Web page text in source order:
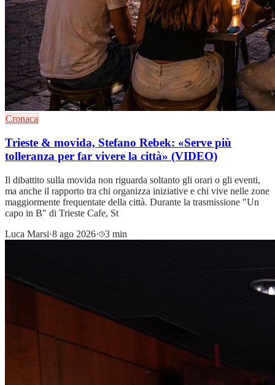
Cronaca
Trieste & movida, Stefano Rebek: «Serve più
tolleranza per far vivere la città» (VIDEO)
Il dibattito sulla movida non riguarda soltanto gli orari o gli eventi,
ma anche il rapporto tra chi organizza iniziative e chi vive nelle zone
maggiormente frequentate della città. Durante la trasmissione "Un
capo in B" di Trieste Cafe, St
Luca Marsi·8 ago 2026· 3 min